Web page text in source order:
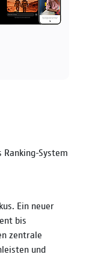
System
Ein neuer
bis
zentrale
und